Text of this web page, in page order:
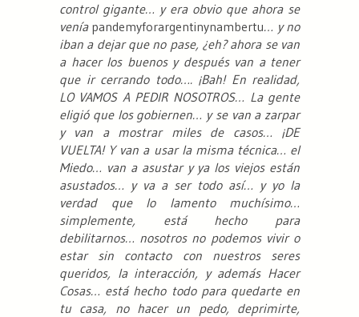
control gigante… y era obvio que ahora se
venía pandemyforargentinynambertu… y no
iban a dejar que no pase, ¿eh? ahora se van
a hacer los buenos y después van a tener
que ir cerrando todo…. ¡Bah! En realidad,
LO VAMOS A PEDIR NOSOTROS… La gente
eligió que los gobiernen… y se van a zarpar
y van a mostrar miles de casos… ¡DE
VUELTA! Y van a usar la misma técnica… el
Miedo… van a asustar y ya los viejos están
asustados… y va a ser todo así… y yo la
verdad que lo lamento muchísimo…
simplemente, está hecho para
debilitarnos… nosotros no podemos vivir o
estar sin contacto con nuestros seres
queridos, la interacción, y además Hacer
Cosas… está hecho todo para quedarte en
tu casa, no hacer un pedo, deprimirte,